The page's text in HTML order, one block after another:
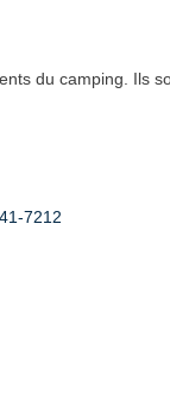
du camping. Ils
7212